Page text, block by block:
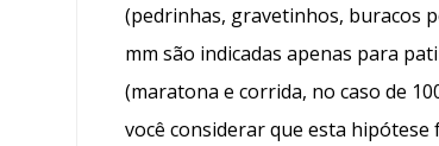
(pedrinhas, gravetinhos, buracos
mm são indicadas apenas para
(maratona e corrida, no caso de
você considerar que esta